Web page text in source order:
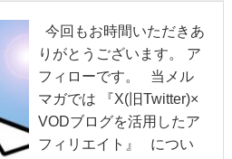
今回もお時間いただきあ
りがとうございます。 ア
フィローです。 当メル
マガでは 『X(旧Twitter)×
VODブログを活用したア
フィリエイト』 につい